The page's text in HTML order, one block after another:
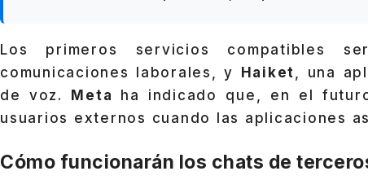
Los primeros servicios compatibles
comunicaciones laborales, y
Haiket, una
de voz.
Meta
ha indicado que, en el
usuarios externos cuando las aplicaciones
Cómo funcionarán los chats de